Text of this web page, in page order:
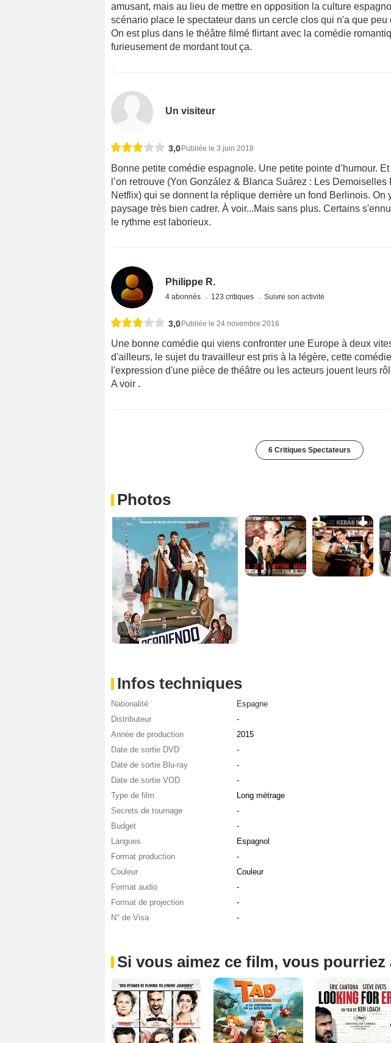
amusant, mais au lieu de mettre en opposition la culture
scénario place le spectateur dans un cercle clos qui n'a que
On est plus dans le théâtre filmé flirtant avec la comédie
furieusement de mordant tout ça.
Un visiteur
3,0 Publiée le 3 juin 2018
Bonne petite comédie espagnole. Une petite pointe d’humour.
l’on retrouve (Yon González & Blanca Suárez : Les
Netflix) qui se donnent la réplique derrière un fond Berlinois. On
paysage très bien cadrer. À voir...Mais sans plus. Certains
le rythme est laborieux.
Philippe R.
4 abonnés 123 critiques Suivre son activité
3,0 Publiée le 24 novembre 2016
Une bonne comédie qui viens confronter une Europe à deux
d'ailleurs, le sujet du travailleur est pris à la légère, cette
l'expression d'une pièce de théâtre ou les acteurs jouent leurs
A voir .
6 Critiques Spectateurs
Photos
Infos techniques
Nationalité
Espagne
Distributeur
-
Année de production
2015
Date de sortie DVD
-
Date de sortie Blu-ray
-
Date de sortie VOD
-
Type de film
Long métrage
Secrets de tournage
-
Budget
-
Langues
Espagnol
Format production
-
Couleur
Couleur
Format audio
-
Format de projection
-
N° de Visa
-
Si vous aimez ce film, vous pourriez